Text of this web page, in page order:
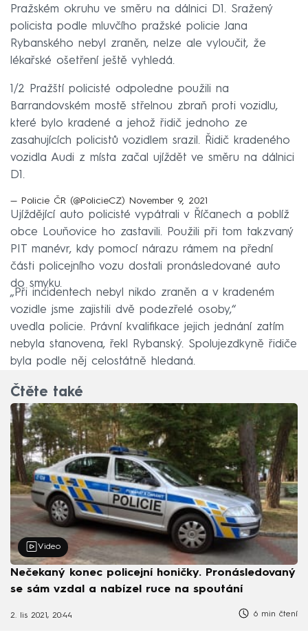
Pražském okruhu ve směru na dálnici D1. Sražený
policista podle mluvčího pražské policie Jana
Rybanského nebyl zraněn, nelze ale vyloučit, že
lékařské ošetření ještě vyhledá.
1/2 Pražští policisté odpoledne použili na
Barrandovském mostě střelnou zbraň proti vozidlu,
které bylo kradené a jehož řidič jednoho ze
zasahujících policistů vozidlem srazil. Řidič kradeného
vozidla Audi z místa začal ujíždět ve směru na dálnici
D1.
— Policie ČR (@PolicieCZ) November 9, 2021
Ujíždějící auto policisté vypátrali v Říčanech a poblíž
obce Louňovice ho zastavili. Použili při tom takzvaný
PIT manévr, kdy pomocí nárazu rámem na přední
části policejního vozu dostali pronásledované auto
do smyku.
„Při incidentech nebyl nikdo zraněn a v kradeném
vozidle jsme zajistili dvě podezřelé osoby,“
uvedla policie. Právní kvalifikace jejich jednání zatím
nebyla stanovena, řekl Rybanský. Spolujezdkyně řidiče
byla podle něj celostátně hledaná.
Čtěte také
Video
Nečekaný konec policejní honičky. Pronásledovaný
se sám vzdal a nabízel ruce na spoutání
2. lis 2021, 20:44 6 min čtení